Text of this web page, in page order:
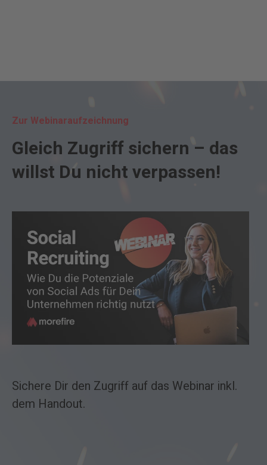
Zur Webinaraufzeichnung
Gleich Zugriff sichern – das
willst Du nicht verpassen!
Sichere Dir den Zugriff auf das Webinar inkl.
dem Handout.